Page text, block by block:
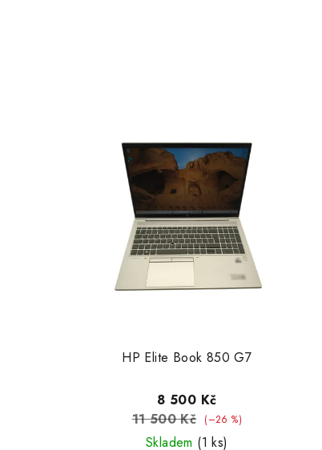
HP Elite Book 850 G7
8 500 Kč
11 500 Kč
(–26 %)
Skladem (1 ks)